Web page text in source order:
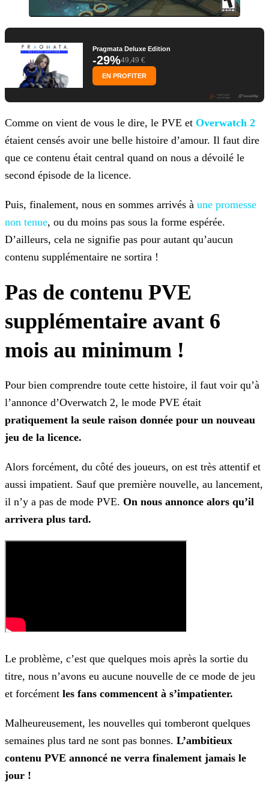
Pragmata Deluxe Edition
-29%49,49 €
EN PROFITER
Comme on vient de vous le dire, le PVE et Overwatch 2
étaient censés avoir une belle histoire d’amour. Il faut dire
que ce contenu était central quand on nous a dévoilé le
second épisode de la licence.
Puis, finalement, nous en sommes arrivés à une promesse
non tenue, ou du moins pas sous la forme espérée.
D’ailleurs, cela ne signifie pas pour autant qu’aucun
contenu supplémentaire ne sortira !
Pas de contenu PVE
supplémentaire avant 6
mois au minimum !
Pour bien comprendre toute cette histoire, il faut voir qu’à
l’annonce d’Overwatch 2, le mode PVE était
pratiquement la seule raison donnée pour un nouveau
jeu de la licence.
Alors forcément, du côté des joueurs, on est très attentif et
aussi impatient. Sauf que première nouvelle, au lancement,
il n’y a pas de mode PVE. On nous annonce alors qu’il
arrivera plus tard.
Le problème, c’est que quelques mois après la sortie du
titre, nous n’avons eu aucune nouvelle de ce mode de jeu
et forcément les fans commencent à s’impatienter.
Malheureusement, les nouvelles qui tomberont quelques
semaines plus tard ne sont pas bonnes. L’ambitieux
contenu PVE annoncé ne verra finalement jamais le
jour !